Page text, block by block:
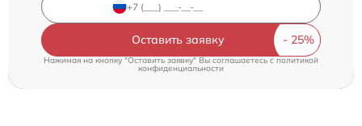
Оставить заявку
Нажимая на кнопку "Оставить заявку" Вы соглашаетесь c политикой
конфиденциальности